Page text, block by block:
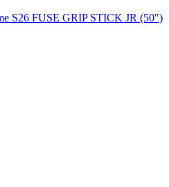
S26 FUSE GRIP STICK JR (50")